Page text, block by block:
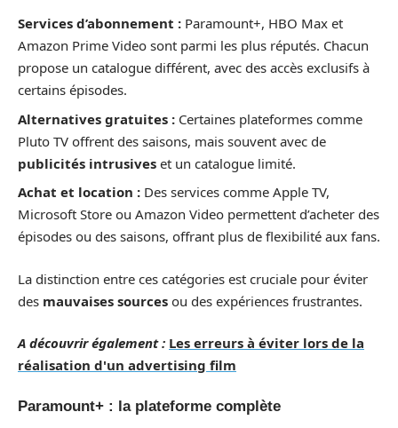
Services d’abonnement : Paramount+, HBO Max et
Amazon Prime Video sont parmi les plus réputés. Chacun
propose un catalogue différent, avec des accès exclusifs à
certains épisodes.
Alternatives gratuites : Certaines plateformes comme
Pluto TV offrent des saisons, mais souvent avec de
publicités intrusives et un catalogue limité.
Achat et location : Des services comme Apple TV,
Microsoft Store ou Amazon Video permettent d’acheter des
épisodes ou des saisons, offrant plus de flexibilité aux fans.
La distinction entre ces catégories est cruciale pour éviter
des mauvaises sources ou des expériences frustrantes.
A découvrir également : Les erreurs à éviter lors de la
réalisation d'un advertising film
Paramount+ : la plateforme complète